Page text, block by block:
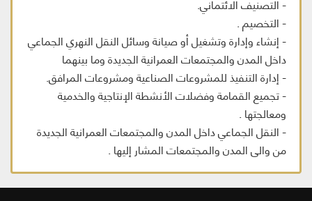
- التخصيم .
- إنشاء وإدارة وتشغيل أو صيانة وسائل النقل النهري الجماعي
داخل المدن والمجتمعات العمرانية الجديدة وما بينهما
- إدارة التنفيذ للمشروعات الصناعية ومشروعات المرافق.
- تجميع القمامة وفضلات الأنشطة الإنتاجية والخدمية
ومعالجتها .
- النقل الجماعي داخل المدن والمجتمعات العمرانية الجديدة
من والى المدن والمجتمعات المشار إليها .